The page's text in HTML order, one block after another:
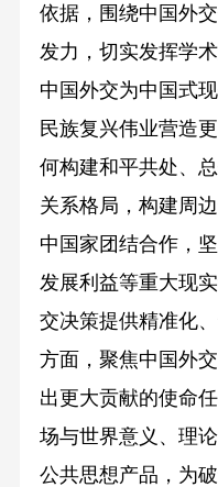
依据，围绕中国外
发力，切实发挥学
中国外交为中国式
民族复兴伟业营造
何构建和平共处、
关系格局，构建周
中国家团结合作，
发展利益等重大现
交决策提供精准化
方面，聚焦中国外
出更大贡献的使命
场与世界意义、理
公共思想产品，为